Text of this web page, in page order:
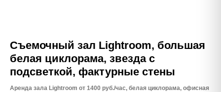
Съемочный зал Lightroom, большая
белая циклорама, звезда с
подсветкой, фактурные стены
Аренда зала Lightroom от 1400 руб./час, белая циклорама, офисная